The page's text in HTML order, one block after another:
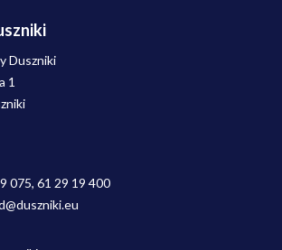
Duszniki
1
075, 61 29 19 400